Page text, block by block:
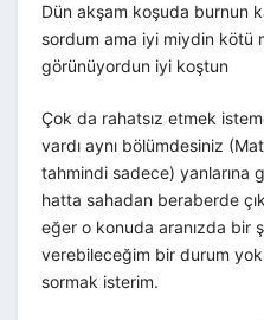
Dün akşam koşuda burnun
sordum ama iyi miydin kötü
görünüyordun iyi koştun
Çok da rahatsız etmek
vardı aynı bölümdesiniz
tahmindi sadece) yanlarına
hatta sahadan beraberde
eğer o konuda aranızda bir
verebileceğim bir durum
sormak isterim.